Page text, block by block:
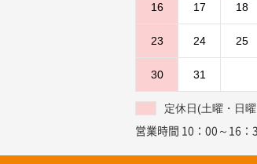
16 17 18
23 24 25
30 31
定休日(土曜・日
営業時間 10：00～16：